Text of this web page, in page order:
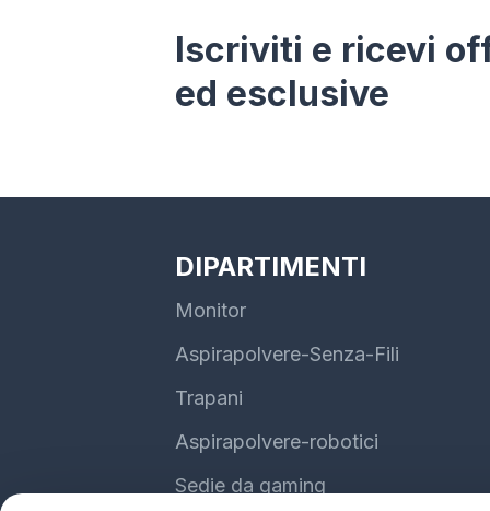
Iscriviti e ricevi
ed esclusive
DIPARTIMENTI
Monitor
Aspirapolvere-Senza-Fili
Trapani
Aspirapolvere-robotici
Sedie da gaming